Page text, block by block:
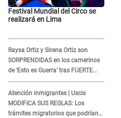
Festival Mundial del Circo se
realizará en Lima
Raysa Ortiz y Sirena Ortiz son
SORPRENDIDAS en los camerinos
de ‘Esto es Guerra’ tras FUERTE
ENFRENTAMIENTO con Gabriel
Moisés: “Gracias”
Atención inmigrantes | Uscis
MODIFICA SUS REGLAS: Los
trámites migratorios que podrían